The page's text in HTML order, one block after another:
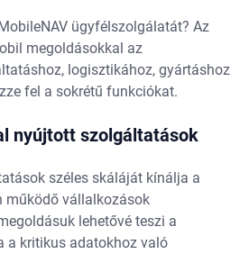
ügyfélszolgálatát? Az
megoldásokkal az
logisztikához, gyártáshoz
fel a sokrétű funkciókat.
nyújtott szolgáltatások
széles skáláját kínálja a
működő vállalkozások
lehetővé teszi a
a kritikus adatokhoz való